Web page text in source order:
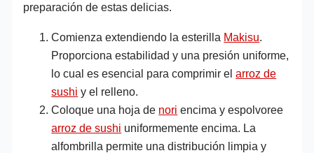
preparación de estas delicias.
Comienza extendiendo la esterilla Makisu.
Proporciona estabilidad y una presión uniforme,
lo cual es esencial para comprimir elarroz de
sushi y el relleno.
Coloque una hoja de nori encima y espolvoree
arroz de sushi uniformemente encima. La
alfombrilla permite una distribución limpia y